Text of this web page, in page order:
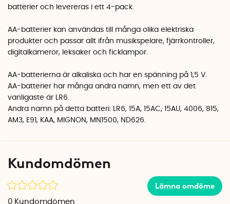
batterier och levereras i ett 4-pack.
AA-batterier kan användas till många olika elektriska
produkter och passar allt ifrån musikspelare, fjärrkontroller,
digitalkameror, leksaker och ficklampor.
AA-batterierna är alkaliska och har en spänning på 1,5 V.
AA-batterier har många andra namn, men ett av det
vanligaste är LR6.
Andra namn på detta batteri: LR6, 15A, 15AC, 15AU, 4006, 815,
AM3, E91, KAA, MIGNON, MN1500, ND626.
Kundomdömen
Lämna omdöme
0 Kundomdömen